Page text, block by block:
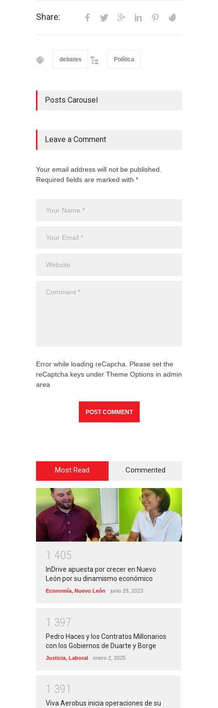
Share:
debates Política
Posts Carousel
Leave a Comment
Your email address will not be published.
Required fields are marked with *
Error while loading reCapcha. Please set the
reCaptcha keys under Theme Options in admin
area
Most Read Commented
1 405
InDrive apuesta por crecer en Nuevo
León por su dinamismo económico
Economía, Nuevo León junio 29, 2023
1 397
Pedro Haces y los Contratos Millonarios
con los Gobiernos de Duarte y Borge
Justicia, Laboral enero 2, 2025
1 391
Viva Aerobus inicia operaciones de su